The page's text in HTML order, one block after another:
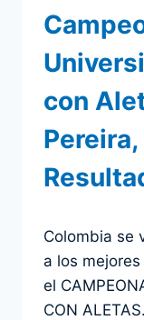
con
admin
Colombia se
a los
el
CON